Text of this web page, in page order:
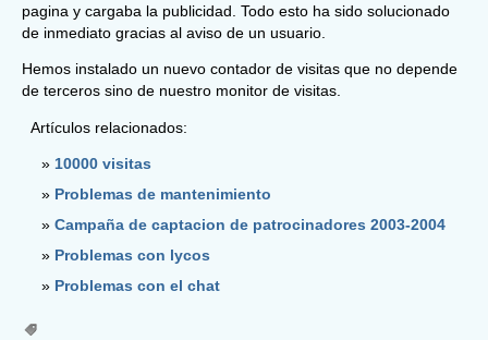
pagina y cargaba la publicidad. Todo esto ha sido solucionado
de inmediato gracias al aviso de un usuario.
Hemos instalado un nuevo contador de visitas que no depende
de terceros sino de nuestro monitor de visitas.
Artículos relacionados:
10000 visitas
Problemas de mantenimiento
Campaña de captacion de patrocinadores 2003-2004
Problemas con lycos
Problemas con el chat